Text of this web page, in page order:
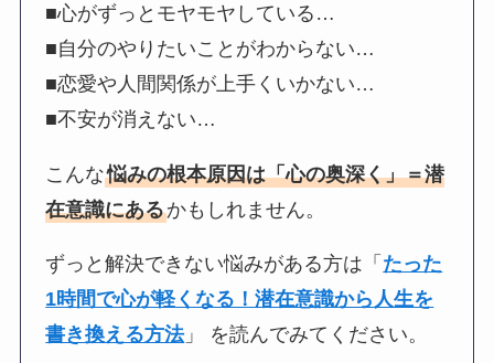
■心がずっとモヤモヤしている…
■自分のやりたいことがわからない…
■恋愛や人間関係が上手くいかない…
■不安が消えない…
こんな悩みの根本原因は「心の奥深く」＝潜
在意識にあるかもしれません。
ずっと解決できない悩みがある方は「 たった
1時間で心が軽くなる！潜在意識から人生を
書き換える方法」 を読んでみてください。